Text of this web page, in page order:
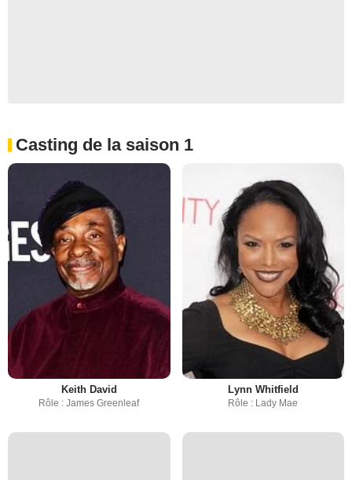
Casting de la saison 1
Keith David
Rôle : James Greenleaf
Lynn Whitfield
Rôle : Lady Mae